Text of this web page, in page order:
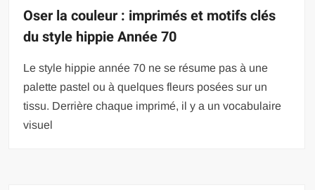
Oser la couleur : imprimés et motifs clés
du style hippie Année 70
Le style hippie année 70 ne se résume pas à une
palette pastel ou à quelques fleurs posées sur un
tissu. Derrière chaque imprimé, il y a un vocabulaire
visuel